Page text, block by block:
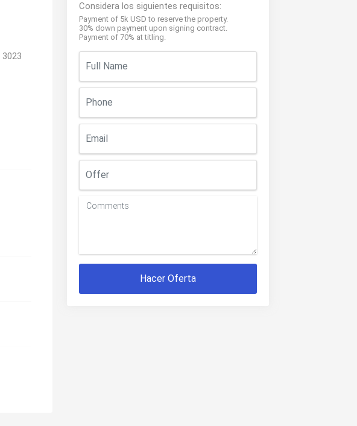
3023
Considera los siguientes requisitos:
Payment of 5k USD to reserve the property.
30% down payment upon signing contract.
Payment of 70% at titling.
Hacer Oferta